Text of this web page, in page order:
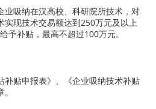
业吸纳在汉高校、科研院所技术，对
实现技术交易额达到250万元及以上
予补贴，最高不超过100万元。
补贴申报表》、《企业吸纳技术补贴